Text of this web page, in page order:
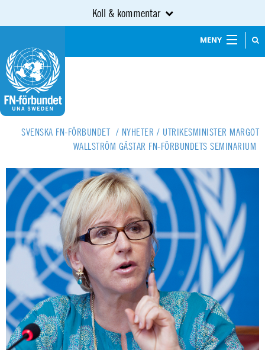
Koll & kommentar
MENY
SVENSKA FN-FÖRBUNDET / NYHETER / UTRIKESMINISTER MARGOT
WALLSTRÖM GÄSTAR FN-FÖRBUNDETS SEMINARIUM